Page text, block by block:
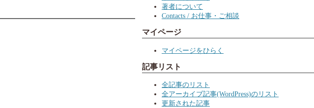
著者について
Contacts / お仕事・ご相談
マイページ
マイページをひらく
記事リスト
全記事のリスト
全アーカイブ記事(WordPress)のリスト
更新された記事